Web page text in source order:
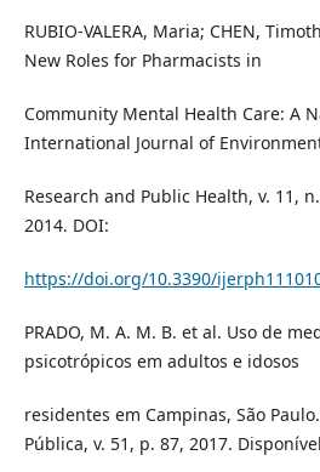
RUBIO-VALERA, Maria; CHEN,
New Roles for Pharmacists in
Community Mental Health Care: A
International Journal of
Research and Public Health, v. 11,
2014. DOI:
https://doi.org/10.3390/
PRADO, M. A. M. B. et al. Uso de
psicotrópicos em adultos e idosos
residentes em Campinas, São
Pública, v. 51, p. 87, 2017. Disponível